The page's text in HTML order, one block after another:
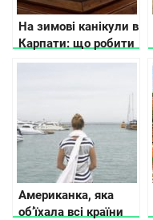
На зимові канікули в
Карпати: що робити
Американка, яка
об’їхала всі країни